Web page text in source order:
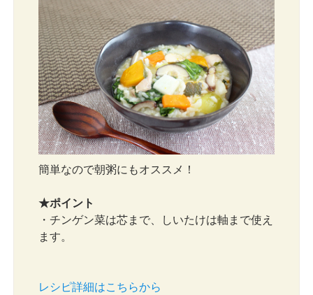
簡単なので朝粥にもオススメ！
★ポイント
・チンゲン菜は芯まで、しいたけは軸まで使え
ます。
レシピ詳細はこちらから